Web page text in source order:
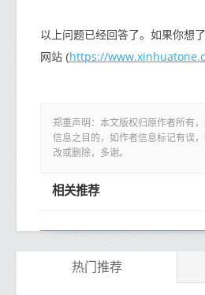
以上问题已经回答了。如果你想
网站 (https://
郑重声明：本文版权归原作者所有
信息之目的，如作者信息标记有误
改或删除，多谢。
相关推荐
热门推荐